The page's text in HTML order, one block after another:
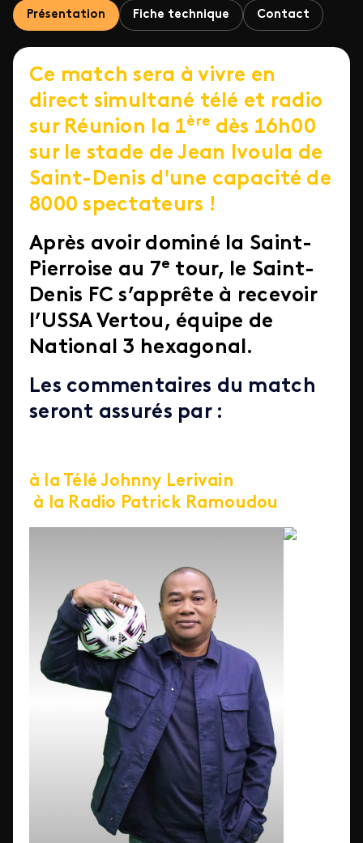
Présentation Fiche technique Contact
Ce match sera à vivre en
direct simultané télé et radio
sur Réunion la 1ère dès 16h00
sur le stade de Jean Ivoula de
Saint-Denis d'une capacité de
8000 spectateurs !
Après avoir dominé la Saint-
Pierroise au 7e tour, le Saint-
Denis FC s’apprête à recevoir
l’USSA Vertou, équipe de
National 3 hexagonal.
Les commentaires du match
seront assurés par :
à la Télé Johnny Lerivain
à la Radio Patrick Ramoudou